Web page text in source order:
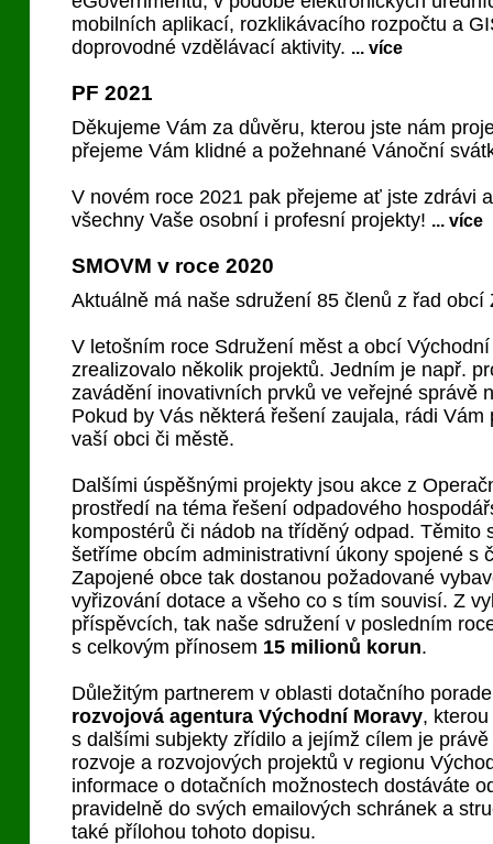
mobilních aplikací, rozklikávacího rozpočtu a
doprovodné vzdělávací aktivity. ... více
PF 2021
Děkujeme Vám za důvěru, kterou jste nám
přejeme Vám klidné a požehnané Vánoční
V novém roce 2021 pak přejeme ať jste zdrávi
všechny Vaše osobní i profesní projekty! ... více
SMOVM v roce 2020
Aktuálně má naše sdružení 85 členů z řad obcí
V letošním roce Sdružení měst a obcí
zrealizovalo několik projektů. Jedním je např.
zavádění inovativních prvků ve veřejné správě
Pokud by Vás některá řešení zaujala, rádi
vaší obci či městě.
Dalšími úspěšnými projekty jsou akce z
prostředí na téma řešení odpadového
kompostérů či nádob na tříděný odpad. Těmito
šetříme obcím administrativní úkony spojené s
Zapojené obce tak dostanou požadované
vyřizování dotace a všeho co s tím souvisí. Z
příspěvcích, tak naše sdružení v posledním
s celkovým přínosem 15 milionů korun.
Důležitým partnerem v oblasti dotačního
rozvojová agentura Východní Moravy,
s dalšími subjekty zřídilo a jejímž cílem je
rozvoje a rozvojových projektů v regionu
informace o dotačních možnostech dostáváte
pravidelně do svých emailových schránek a
také přílohou tohoto dopisu.